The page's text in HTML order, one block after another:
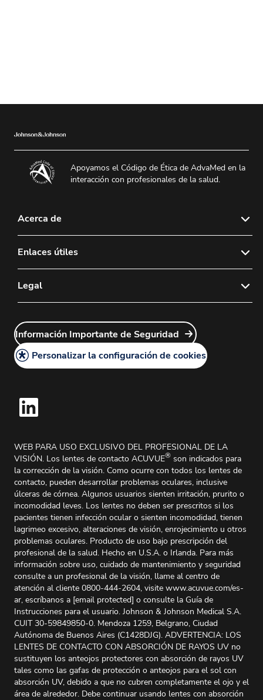
Apoyamos el Código de Ética de AdvaMed en la
interacción con profesionales de la salud.
Acerca de
Sobre nosotros
Noticias y Medios
Política de devoluciones de lentes de contacto
Enlaces útiles
Contáctenos
Preguntas Frecuentes
Sales Rep Login
Customer Service Login
Mapa del sitio
Solicitud de Información Médica
Legal
Política legal
Política de Cookies
Información Importante de Seguridad
Personalizar la configuración de cookies
WEB PARA USO EXCLUSIVO DEL PROFESIONAL DE LA
VISIÓN. Los lentes de contacto ACUVUE® son indicados para
la corrección de la visión. Como ocurre con todos los lentes de
contacto, pueden desarrollar problemas oculares, inclusive
úlceras de córnea. Algunos usuarios sienten irritación, prurito o
incomodidad leves. Los lentes no deben ser prescritos si los
pacientes tienen infección ocular o sienten incomodidad, tienen
lagrimeo excesivo, alteraciones de visión, enrojecimiento u otros
problemas oculares. Producto de uso bajo prescripción del
profesional de la salud. Hecho en U.S.A. o Irlanda. Para más
información sobre uso, cuidado de mantenimiento y seguridad
consulte a un profesional de la visión, llame al centro de
atención al cliente 0800-444-2604, visite www.acuvue.com/es-
ar, escríbanos a [email protected] o consulte la Guía de
Instrucciones para el usuario. Johnson & Johnson Medical S.A.
CUIT 30-59849850-0. Mendoza 1259, Belgrano, Ciudad
Autónoma de Buenos Aires (C1428DJG). ADVERTENCIA: LOS
LENTES DE CONTACTO CON ABSORCIÓN DE RAYOS UV no
sustituyen los anteojos protectores con absorción de rayos UV
tales como las gafas de protección o anteojos para el sol con
absorción UV, debido a que no cubren completamente el ojo y el
área de alrededor. Debe continuar usando lentes con absorción